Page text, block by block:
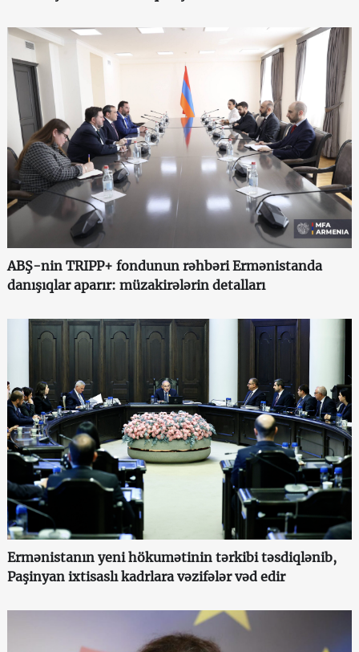
ABŞ-nin TRIPP+ fondunun rəhbəri Ermənistanda
danışıqlar aparır: müzakirələrin detalları
Ermənistanın yeni hökumətinin tərkibi təsdiqlənib,
Paşinyan ixtisaslı kadrlara vəzifələr vəd edir